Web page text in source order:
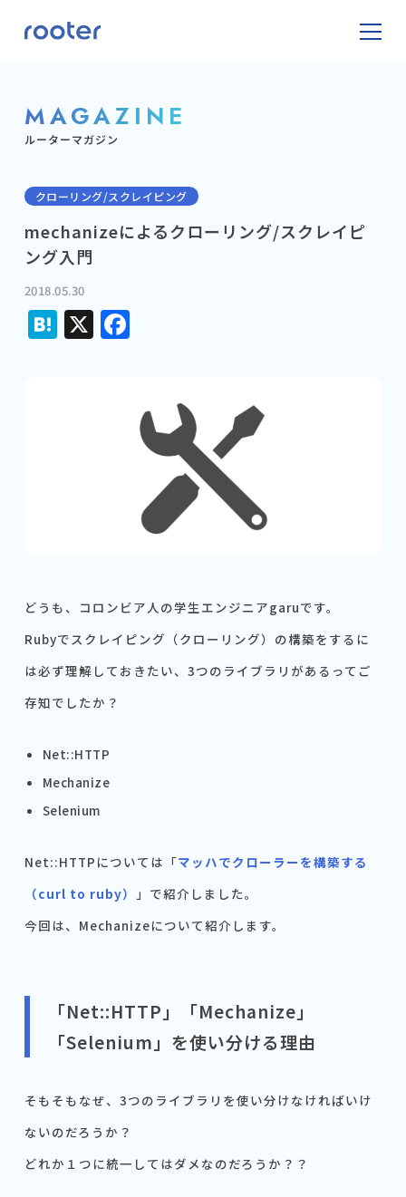
MAGAZINE
ルーターマガジン
クローリング/スクレイピング
mechanizeによるクローリング/スクレイピ
ング入門
2018.05.30
Hatena
X Facebook
どうも、コロンビア人の学生エンジニアgaruです。
Rubyでスクレイピング（クローリング）の構築をするに
は必ず理解しておきたい、3つのライブラリがあるってご
存知でしたか？
Net::HTTP
Mechanize
Selenium
Net::HTTPについては「マッハでクローラーを構築する
（curl to ruby） 」で紹介しました。
今回は、Mechanizeについて紹介します。
「Net::HTTP」「Mechanize」
「Selenium」を使い分ける理由
そもそもなぜ、3つのライブラリを使い分けなければいけ
ないのだろうか？
どれか１つに統一してはダメなのだろうか？？